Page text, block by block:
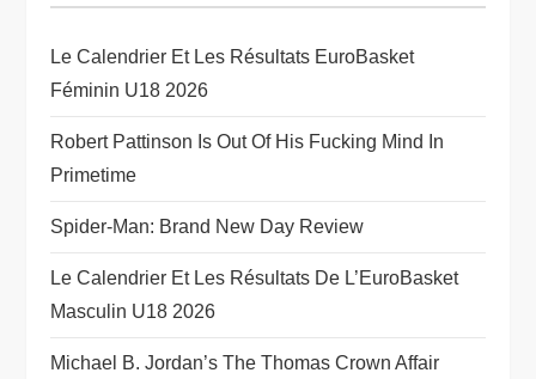
g
a
t
i
o
n
Le Calendrier Et Les Résultats EuroBasket
Féminin U18 2026
Robert Pattinson Is Out Of His Fucking Mind In
Primetime
Spider-Man: Brand New Day Review
Le Calendrier Et Les Résultats De L’EuroBasket
Masculin U18 2026
Michael B. Jordan’s The Thomas Crown Affair